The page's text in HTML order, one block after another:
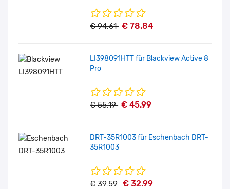
€ 94.61 € 78.84
LI398091HTT für Blackview Active 8
Pro
€ 55.19 € 45.99
DRT-35R1003 für Eschenbach DRT-
35R1003
€ 39.59 € 32.99